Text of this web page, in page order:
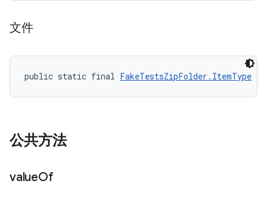
文件
public static final FakeTestsZipFolder.ItemType
公共方法
valueOf